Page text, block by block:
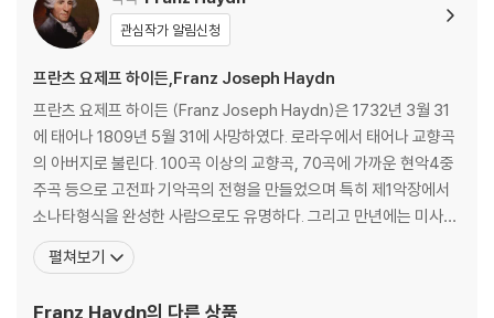
관심작가 알림신청
프란츠 요제프 하이든,Franz Joseph Haydn
프란츠 요제프 하이든 (Franz Joseph Haydn)은 1732년 3월 31
에 태어나 1809년 5월 31에 사망하였다. 로라우에서 태어나 교향곡
의 아버지로 불린다. 100곡 이상의 교향곡, 70곡에 가까운 현악4중
주곡 등으로 고전파 기악곡의 전형을 만들었으며 특히 제1악장에서
소나타형식을 완성한 사람으로도 유명하다. 그리고 만년에는 미사곡
과 '천지창조(天地創造) Schopfung'(1798), '사계(四季) Die J
ahreszeiten'(1801) 등 오라토리오풍의 교회음악의 명작을 남겼
펼쳐보기
Franz Haydn의 다른 상품